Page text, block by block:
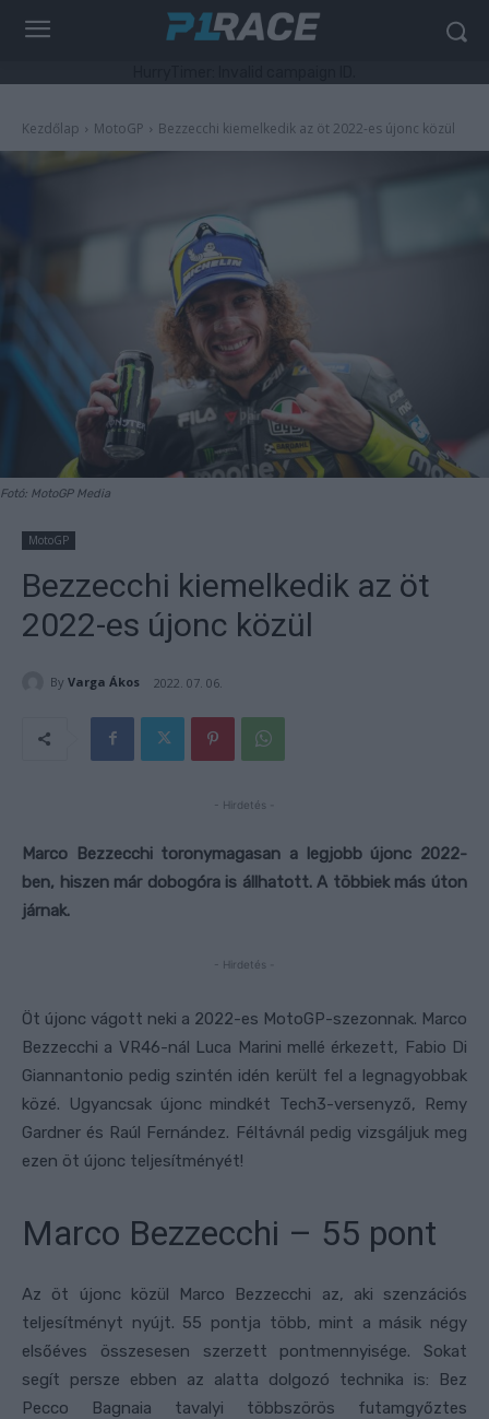
Kezdőlap MotoGP Bezzecchi kiemelkedik az öt 2022-es újonc közül
Fotó: MotoGP Media
MotoGP
Bezzecchi kiemelkedik az öt
2022-es újonc közül
By Varga Ákos 2022. 07. 06.
- Hirdetés -
Marco Bezzecchi toronymagasan a legjobb újonc 2022-
ben, hiszen már dobogóra is állhatott. A többiek más úton
járnak.
- Hirdetés -
Öt újonc vágott neki a 2022-es MotoGP-szezonnak. Marco
Bezzecchi a VR46-nál Luca Marini mellé érkezett, Fabio Di
Giannantonio pedig szintén idén került fel a legnagyobbak
közé. Ugyancsak újonc mindkét Tech3-versenyző, Remy
Gardner és Raúl Fernández. Féltávnál pedig vizsgáljuk meg
ezen öt újonc teljesítményét!
Marco Bezzecchi – 55 pont
Az öt újonc közül Marco Bezzecchi az, aki szenzációs
teljesítményt nyújt. 55 pontja több, mint a másik négy
elsőéves összesesen szerzett pontmennyisége. Sokat
segít persze ebben az alatta dolgozó technika is: Bez
Pecco Bagnaia tavalyi többszörös futamgyőztes